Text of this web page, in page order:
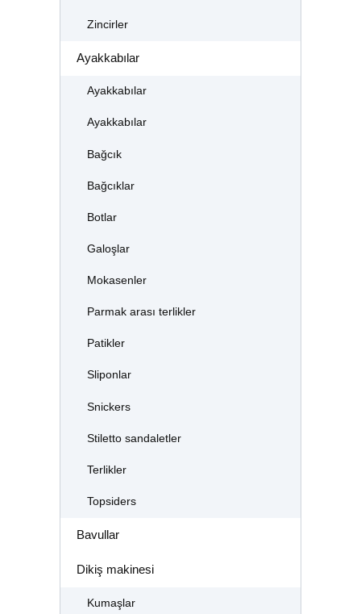
Zincirler
Ayakkabılar
Ayakkabılar
Ayakkabılar
Bağcık
Bağcıklar
Botlar
Galoşlar
Mokasenler
Parmak arası terlikler
Patikler
Sliponlar
Snickers
Stiletto sandaletler
Terlikler
Topsiders
Bavullar
Dikiş makinesi
Kumaşlar